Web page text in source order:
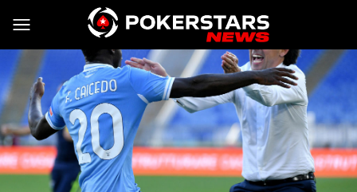
Vai al contenuto